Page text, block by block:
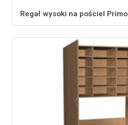
Regał wysoki na pościel Primo